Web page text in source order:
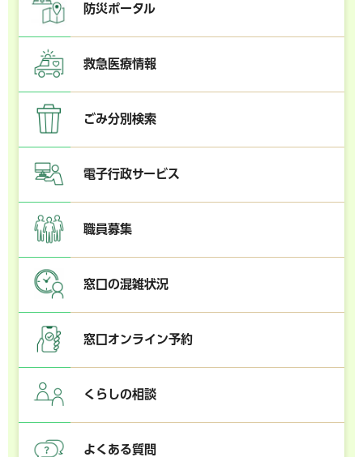
防災ポータル
救急医療情報
ごみ分別検索
電子行政サービス
職員募集
窓口の混雑状況
窓口オンライン予約
くらしの相談
よくある質問